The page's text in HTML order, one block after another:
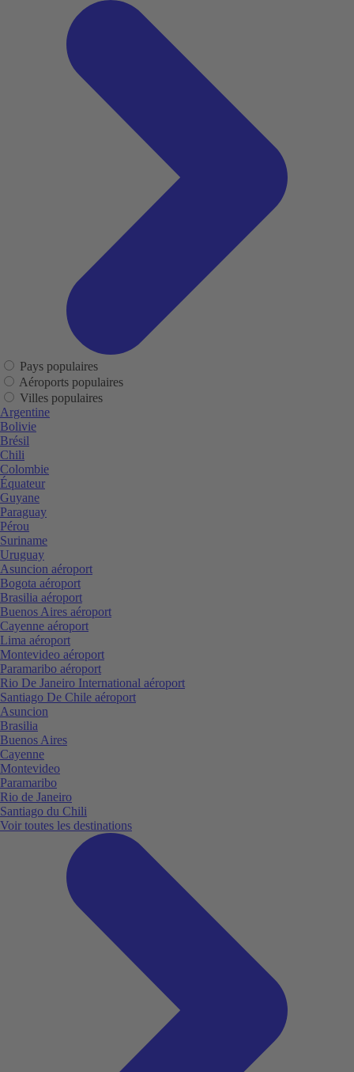
Pays populaires
Aéroports populaires
Villes populaires
Argentine
Bolivie
Brésil
Chili
Colombie
Équateur
Guyane
Paraguay
Pérou
Suriname
Uruguay
Asuncion aéroport
Bogota aéroport
Brasilia aéroport
Buenos Aires aéroport
Cayenne aéroport
Lima aéroport
Montevideo aéroport
Paramaribo aéroport
Rio De Janeiro International aéroport
Santiago De Chile aéroport
Asuncion
Brasilia
Buenos Aires
Cayenne
Montevideo
Paramaribo
Rio de Janeiro
Santiago du Chili
Voir toutes les destinations